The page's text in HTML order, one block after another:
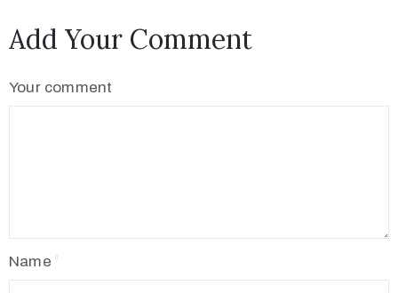
Add Your Comment
Your comment
Name